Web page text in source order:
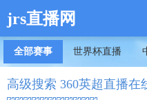
jrs直播网
全部赛事 世界杯直播
高级搜索 360英超直播在